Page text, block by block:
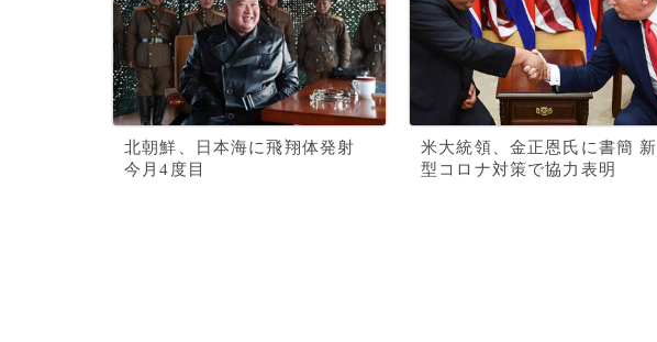
北朝鮮、日本海に飛翔体発射
今月4度目
米大統領、金正恩氏に書簡 新
型コロナ対策で協力表明